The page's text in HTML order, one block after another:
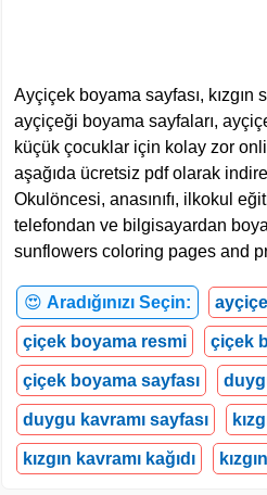
Ayçiçek boyama sayfası, kızgın
ayçiçeği boyama sayfaları,
küçük çocuklar için kolay zor
aşağıda ücretsiz pdf olarak
Okulöncesi, anasınıfı, ilkokul
telefondan ve bilgisayardan
sunflowers coloring pages and
😍 Aradığınızı Seçin:
çiçek boyama resmi çiçek
çiçek boyama sayfası
duygu kavramı sayfası
kızgın kavramı kağıdı